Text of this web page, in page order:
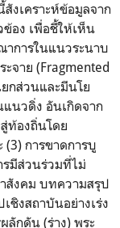
สังเคราะห์ข้อมูลจาก
ข้อง เพื่อชี้ให้เห็น
าการในแนวระนาบ
จาย (Fragmented
กส่วนและมีนโย
นวดิ่ง อันเกิดจาก
ท้องถิ่นโดย
(3) การขาดการบู
มีส่วนร่วมที่ไม่
สังคม บทความสรุป
ชิงสถาบันอย่างเร่ง
ลักดัน (ร่าง) พระ